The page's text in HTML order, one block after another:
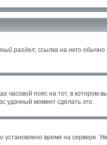
раздел; ссылка на него
часовой пояс на тот, в котором
удачный момент сделать это.
установлено время на сервере.